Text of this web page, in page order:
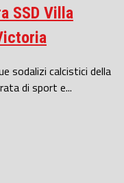
SSD Villa
sodalizi calcistici della
di sport e...